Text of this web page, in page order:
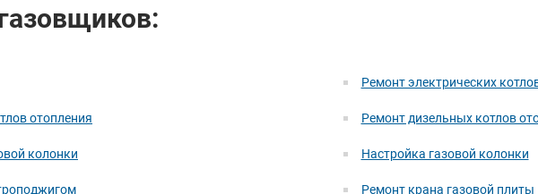
отопления
колонки
Ремонт электрических
Ремонт дизельных котлов
Настройка газовой колонки
Ремонт крана газовой плиты